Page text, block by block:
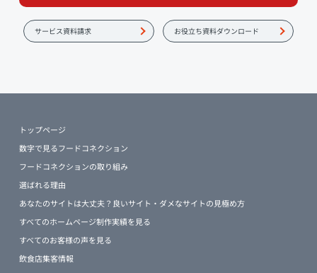
サービス資料請求 お役立ち資料ダウンロード
トップページ
数字で見るフードコネクション
フードコネクションの取り組み
選ばれる理由
あなたのサイトは大丈夫？良いサイト・ダメなサイトの見極め方
すべてのホームページ制作実績を見る
すべてのお客様の声を見る
飲食店集客情報